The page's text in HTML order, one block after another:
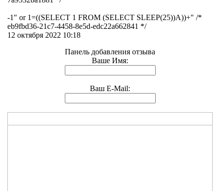
-1" or 1=((SELECT 1 FROM (SELECT SLEEP(25))A))+" /*
eb9fbd36-21c7-4458-8e5d-edc22a662841 */
12 октября 2022 10:18
Панель добавления отзыва
Ваше Имя:
Ваш E-Mail: